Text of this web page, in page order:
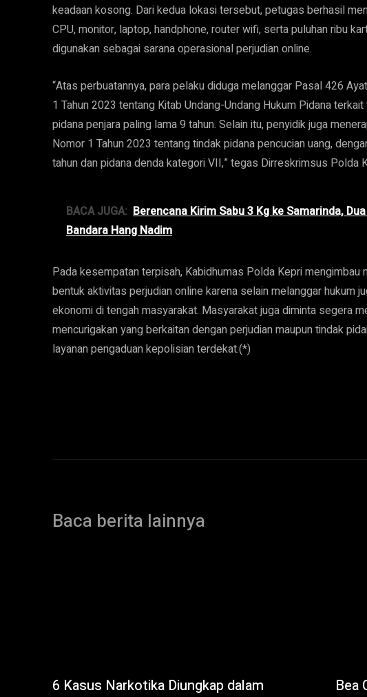
keadaan kosong. Dari kedua lokasi tersebut, petugas berhasil
CPU, monitor, laptop, handphone, router wifi, serta puluhan ribu
digunakan sebagai sarana operasional perjudian online.
“Atas perbuatannya, para pelaku diduga melanggar Pasal 426
1 Tahun 2023 tentang Kitab Undang-Undang Hukum Pidana
pidana penjara paling lama 9 tahun. Selain itu, penyidik juga
Nomor 1 Tahun 2023 tentang tindak pidana pencucian uang,
tahun dan pidana denda kategori VII,” tegas Dirreskrimsus Polda
BACA JUGA: Berencana Kirim Sabu 3 Kg ke Samarinda,
Bandara Hang Nadim
Pada kesempatan terpisah, Kabidhumas Polda Kepri
bentuk aktivitas perjudian online karena selain melanggar hukum
ekonomi di tengah masyarakat. Masyarakat juga diminta segera
mencurigakan yang berkaitan dengan perjudian maupun tindak
layanan pengaduan kepolisian terdekat.(*)
Baca berita lainnya
6 Kasus Narkotika Diungkap dalam
Bea